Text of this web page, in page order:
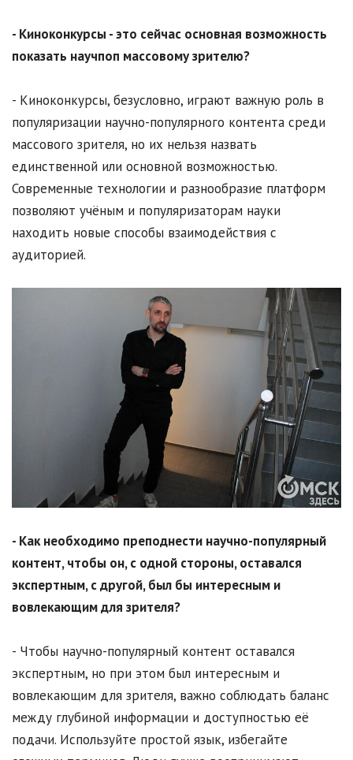
- Киноконкурсы - это сейчас основная возможность
показать научпоп массовому зрителю?
- Киноконкурсы, безусловно, играют важную роль в
популяризации научно-популярного контента среди
массового зрителя, но их нельзя назвать
единственной или основной возможностью.
Современные технологии и разнообразие платформ
позволяют учёным и популяризаторам науки
находить новые способы взаимодействия с
аудиторией.
- Как необходимо преподнести научно-популярный
контент, чтобы он, с одной стороны, оставался
экспертным, с другой, был бы интересным и
вовлекающим для зрителя?
- Чтобы научно-популярный контент оставался
экспертным, но при этом был интересным и
вовлекающим для зрителя, важно соблюдать баланс
между глубиной информации и доступностью её
подачи. Используйте простой язык, избегайте